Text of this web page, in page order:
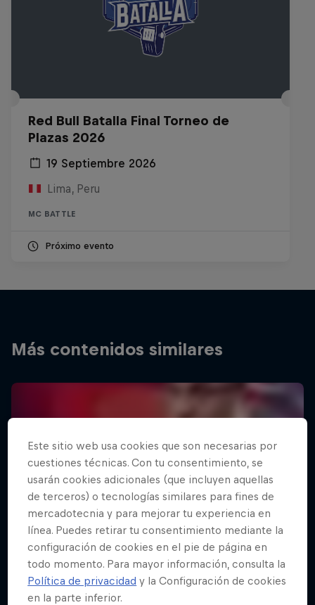
Red Bull Batalla Final Torneo de
Plazas 2026
19 Septiembre 2026
Lima, Peru
MC BATTLE
Próximo evento
Más contenidos similares
Este sitio web usa cookies que son necesarias por
cuestiones técnicas. Con tu consentimiento, se
usarán cookies adicionales (que incluyen aquellas
de terceros) o tecnologías similares para fines de
mercadotecnia y para mejorar tu experiencia en
línea. Puedes retirar tu consentimiento mediante la
configuración de cookies en el pie de página en
todo momento. Para mayor información, consulta la
Política de privacidad y la Configuración de cookies
en la parte inferior.